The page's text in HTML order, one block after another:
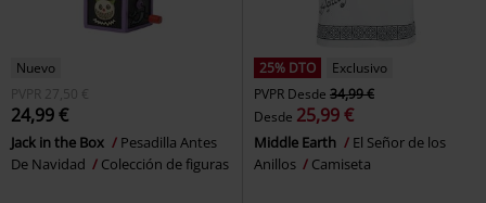
Nuevo
PVPR 27,50 €
24,99 €
Jack in the Box
Pesadilla Antes
De Navidad
Colección de figuras
25% DTO
Exclusivo
PVPR Desde 34,99 €
Desde 25,99 €
Middle Earth
El Señor de los
Anillos
Camiseta